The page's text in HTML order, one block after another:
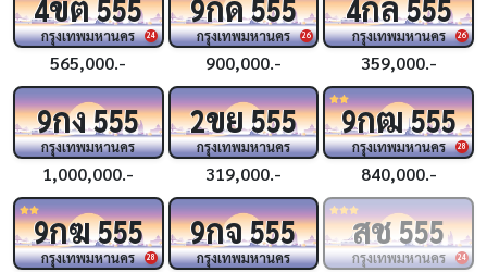
24
4 555
กรุงเทพมหานคร
565,000.-
26
9 555
กรุงเทพมหานคร
900,000.-
26
4 555
กรุงเทพมหานคร
359,000.-
9กง555
กรุงเทพมหานคร
1,000,000.-
2ขย555
กรุงเทพมหานคร
319,000.-
28
9กฒ555
กรุงเทพมหานคร
840,000.-
28
9กฆ555
กรุงเทพมหานคร
9กจ555
กรุงเทพมหานคร 24
สช555
กรุงเทพมหานคร